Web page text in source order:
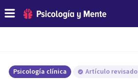
Psicología clínica Artículo revisado